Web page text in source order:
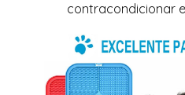
contracondicionar